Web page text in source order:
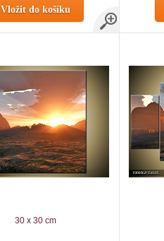
Vložit do košíku
30 x 30 cm